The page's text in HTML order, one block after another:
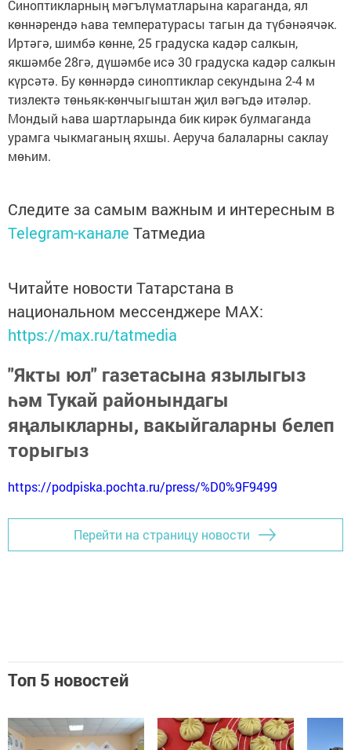
Синоптикларның мәгълүматларына караганда, ял
көннәрендә һава температурасы тагын да түбәнәячәк.
Иртәгә, шимбә көнне, 25 градуска кадәр салкын,
якшәмбе 28гә, дүшәмбе исә 30 градуска кадәр салкын
күрсәтә. Бу көннәрдә синоптиклар секундына 2-4 м
тизлектә төньяк-көнчыгыштан җил вәгъдә итәләр.
Мондый һава шартларында бик кирәк булмаганда
урамга чыкмаганың яхшы. Аеруча балаларны саклау
мөһим.
Следите за самым важным и интересным в
Telegram-канале Татмедиа
Читайте новости Татарстана в
национальном мессенджере MАХ:
https://max.ru/tatmedia
"Якты юл" газетасына язылыгыз
һәм Тукай районындагы
яңалыкларны, вакыйгаларны белеп
торыгыз
https://podpiska.pochta.ru/press/%D0%9F9499
Перейти на страницу новости
Топ 5 новостей